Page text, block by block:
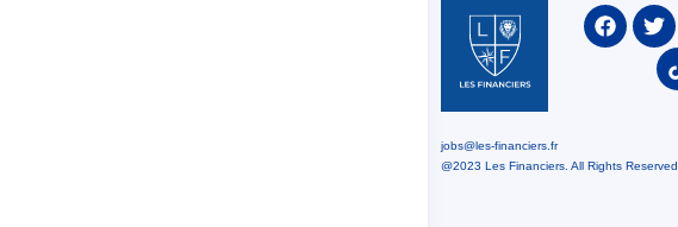
jobs@les-financiers.fr
@2023 Les Financiers. All Rights Reserved.